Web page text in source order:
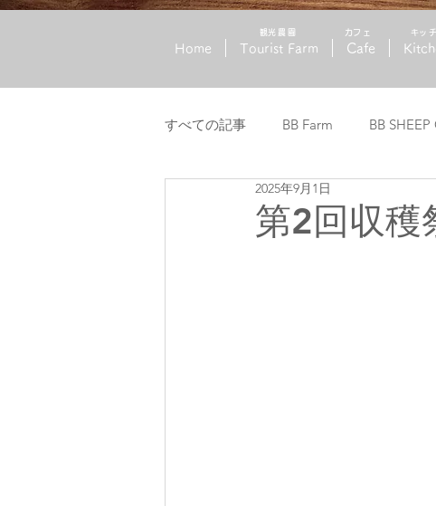
​観光農園 ​カフェ キッ
Home Tourist Farm Cafe
すべての記事 BB Farm BB SHEEP
第2回収穫
2025年9月1日